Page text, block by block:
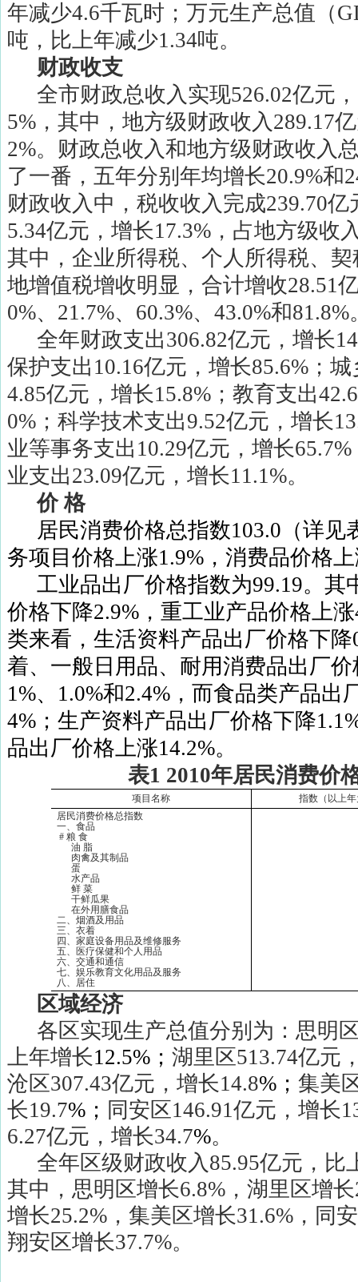
年减少4.6千瓦时；万元生产总值（
吨，比上年减少1.34吨。
财政收支
全市财政总收入实现526.02亿元
5% ，其中，地方级财政收入289.17
2%。财政总收入和地方级财政收入
了一番，五年分别年均增长20.9%和
财政收入中，税收收入完成239.70亿
5.34亿元，增长17.3% ，占地方级收
其中，企业所得税、个人所得税、
地增值税增收明显，合计增收28.51
0%、 21.7%、 60.3%、 43.0%和81.8%
全年财政支出306.82亿元，增长
保护支出 10.16亿元，增长85.6% ；
4.85亿元，增长15.8% ；教育支出
0% ；科学技术支出9.52亿元，增长
业等事务支出 10.29亿元，增长65.7%
业支出23.09亿元，增长11.1%。
价 格
居民消费价格总指数103.0 （详见
务项目价格上涨1.9% ，消费品价格
工业品出厂价格指数为99.19。其
价格下降2.9% ，重工业产品价格上涨
类来看，生活资料产品出厂价格下降
着、一般日用品、耐用消费品出厂
1%、 1.0%和2.4% ，而食品类产品出
4% ；生产资料产品出厂价格下降
品出厂价格上涨14.2%。
表1 2010年居民消费价
项目名称
指数（以上年
居民消费价格总指数
一、食品
#粮 食
油 脂
肉禽及其制品
蛋
水产品
鲜 菜
干鲜瓜果
在外用膳食品
二、烟酒及用品
三、衣着
四、家庭设备用品及维修服务
五、医疗保健和个人用品
六、交通和通信
七、娱乐教育文化用品及服务
八、居住
区域经济
各区实现生产总值分别为：思明
上年增长12.5% ； 湖里区513.74亿元
沧区307.43亿元，增长14.8% ； 集美
长19.7% ； 同安区146.91亿元，增长
6.27亿元，增长34.7%。
全年区级财政收入85.95亿元，比
其中，思明区增长6.8% ，湖里区增长
增长25.2% ，集美区增长31.6% ，同
翔安区增长37.7%。